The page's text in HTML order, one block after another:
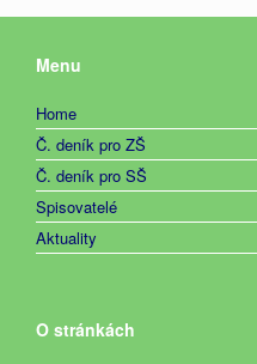
Menu
Home
Č. deník pro ZŠ
Č. deník pro SŠ
Spisovatelé
Aktuality
O stránkách